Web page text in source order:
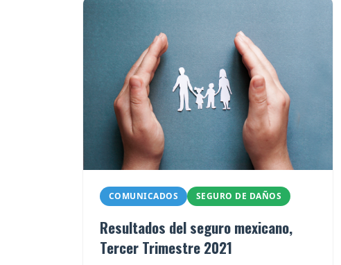
COMUNICADOS SEGURO DE DAÑOS
Resultados del seguro mexicano,
Tercer Trimestre 2021